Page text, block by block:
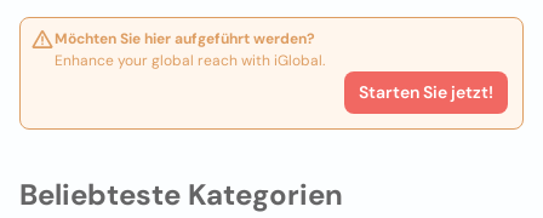
Möchten Sie hier aufgeführt werden?
Enhance your global reach with iGlobal.
Starten Sie jetzt!
Beliebteste Kategorien